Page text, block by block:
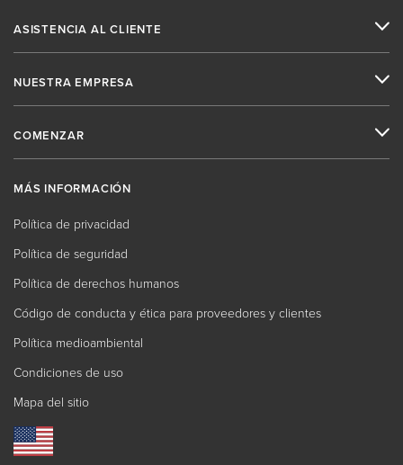
ASISTENCIA AL CLIENTE
NUESTRA EMPRESA
COMENZAR
MÁS INFORMACIÓN
Política de privacidad
Política de seguridad
Política de derechos humanos
Código de conducta y ética para proveedores y clientes
Política medioambiental
Condiciones de uso
Mapa del sitio